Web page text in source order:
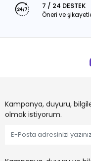
7 / 24 DESTEK
Öneri ve
Kampanya, duyuru,
olmak istiyorum.